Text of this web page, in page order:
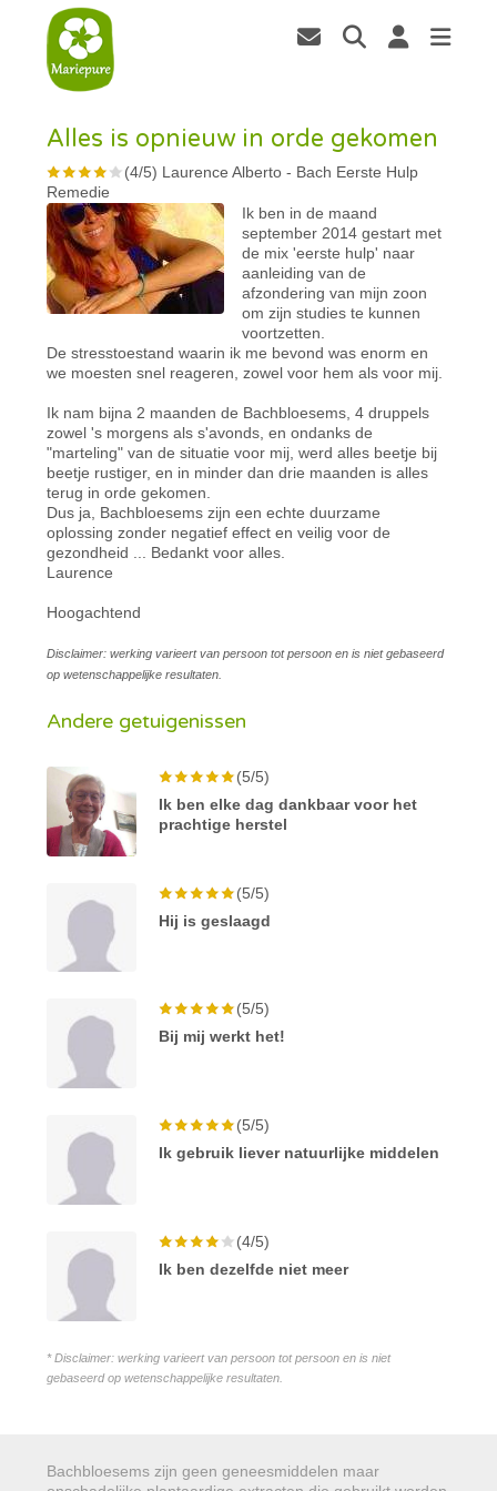
Alles is opnieuw in orde gekomen
(4/5) Laurence Alberto - Bach Eerste Hulp
Remedie
Ik ben in de maand
september 2014 gestart met
de mix 'eerste hulp' naar
aanleiding van de
afzondering van mijn zoon
om zijn studies te kunnen
voortzetten.
De stresstoestand waarin ik me bevond was enorm en
we moesten snel reageren, zowel voor hem als voor mij.
Ik nam bijna 2 maanden de Bachbloesems, 4 druppels
zowel 's morgens als s'avonds, en ondanks de
"marteling" van de situatie voor mij, werd alles beetje bij
beetje rustiger, en in minder dan drie maanden is alles
terug in orde gekomen.
Dus ja, Bachbloesems zijn een echte duurzame
oplossing zonder negatief effect en veilig voor de
gezondheid ... Bedankt voor alles.
Laurence
Hoogachtend
Disclaimer: werking varieert van persoon tot persoon en is niet gebaseerd
op wetenschappelijke resultaten.
Andere getuigenissen
(5/5)
Ik ben elke dag dankbaar voor het
prachtige herstel
(5/5)
Hij is geslaagd
(5/5)
Bij mij werkt het!
(5/5)
Ik gebruik liever natuurlijke middelen
(4/5)
Ik ben dezelfde niet meer
* Disclaimer: werking varieert van persoon tot persoon en is niet
gebaseerd op wetenschappelijke resultaten.
Bachbloesems zijn geen geneesmiddelen maar